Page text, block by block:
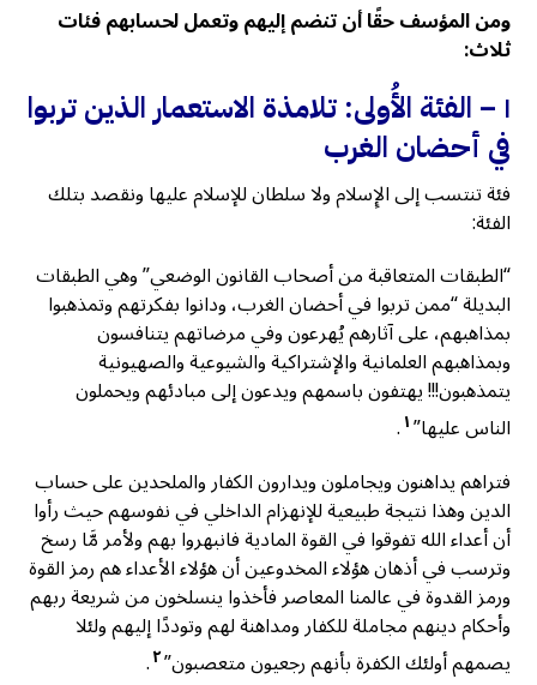
ومن المؤسف حقًا أن تنضم إليهم وتعمل لحسابهم فئات
ثلاث:
١ –
الفئة الأُولى: تلامذة الاستعمار الذين تربوا
في أحضان الغرب
فئة تنتسب إلى الإِسلام ولا سلطان للإسلام عليها ونقصد بتلك
الفئة:
“الطبقات المتعاقبة من أصحاب القانون الوضعي” وهي الطبقات
البديلة “ممن تربوا في أحضان الغرب، ودانوا بفكرتهم وتمذهبوا
بمذاهبهم، على آثارهم يُهرعون وفي مرضاتهم يتنافسون
وبمذاهبهم العلمانية والإشتراكية والشيوعية والصهيونية
يتمذهبون!!! يهتفون باسمهم ويدعون إلى مبادئهم ويحملون
الناس عليها”١.
فتراهم يداهنون ويجاملون ويدارون الكفار والملحدين على حساب
الدين وهذا نتيجة طبيعية للإنهزام الداخلي في نفوسهم حيث رأوا
أن أعداء الله تفوقوا في القوة المادية فانبهروا بهم ولأمر مَّا رسخ
وترسب في أذهان هؤلاء المخدوعين أن هؤلاء الأعداء هم رمز القوة
ورمز القدوة في عالمنا المعاصر فأخذوا ينسلخون من شريعة ربهم
وأحكام دينهم مجاملة للكفار ومداهنة لهم وتوددًا إليهم ولئلا
يصمهم أولئك الكفرة بأنهم رجعيون متعصبون”٢.